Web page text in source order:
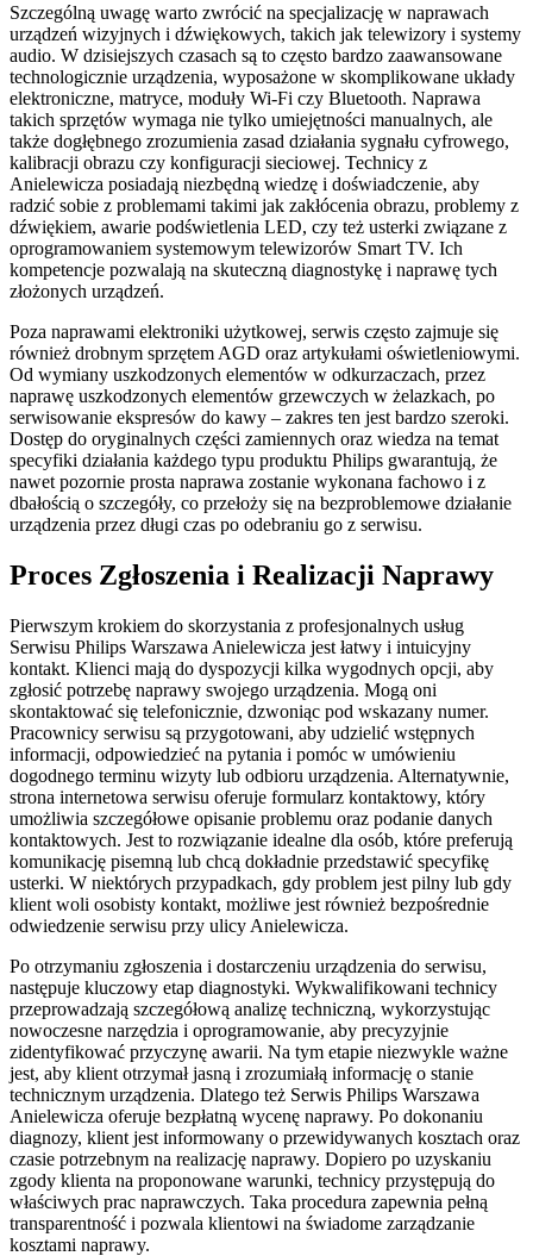
Szczególną uwagę warto zwrócić na specjalizację w naprawach
urządzeń wizyjnych i dźwiękowych, takich jak telewizory i systemy
audio. W dzisiejszych czasach są to często bardzo zaawansowane
technologicznie urządzenia, wyposażone w skomplikowane układy
elektroniczne, matryce, moduły Wi-Fi czy Bluetooth. Naprawa
takich sprzętów wymaga nie tylko umiejętności manualnych, ale
także dogłębnego zrozumienia zasad działania sygnału cyfrowego,
kalibracji obrazu czy konfiguracji sieciowej. Technicy z
Anielewicza posiadają niezbędną wiedzę i doświadczenie, aby
radzić sobie z problemami takimi jak zakłócenia obrazu, problemy z
dźwiękiem, awarie podświetlenia LED, czy też usterki związane z
oprogramowaniem systemowym telewizorów Smart TV. Ich
kompetencje pozwalają na skuteczną diagnostykę i naprawę tych
złożonych urządzeń.
Poza naprawami elektroniki użytkowej, serwis często zajmuje się
również drobnym sprzętem AGD oraz artykułami oświetleniowymi.
Od wymiany uszkodzonych elementów w odkurzaczach, przez
naprawę uszkodzonych elementów grzewczych w żelazkach, po
serwisowanie ekspresów do kawy – zakres ten jest bardzo szeroki.
Dostęp do oryginalnych części zamiennych oraz wiedza na temat
specyfiki działania każdego typu produktu Philips gwarantują, że
nawet pozornie prosta naprawa zostanie wykonana fachowo i z
dbałością o szczegóły, co przełoży się na bezproblemowe działanie
urządzenia przez długi czas po odebraniu go z serwisu.
Proces Zgłoszenia i Realizacji Naprawy
Pierwszym krokiem do skorzystania z profesjonalnych usług
Serwisu Philips Warszawa Anielewicza jest łatwy i intuicyjny
kontakt. Klienci mają do dyspozycji kilka wygodnych opcji, aby
zgłosić potrzebę naprawy swojego urządzenia. Mogą oni
skontaktować się telefonicznie, dzwoniąc pod wskazany numer.
Pracownicy serwisu są przygotowani, aby udzielić wstępnych
informacji, odpowiedzieć na pytania i pomóc w umówieniu
dogodnego terminu wizyty lub odbioru urządzenia. Alternatywnie,
strona internetowa serwisu oferuje formularz kontaktowy, który
umożliwia szczegółowe opisanie problemu oraz podanie danych
kontaktowych. Jest to rozwiązanie idealne dla osób, które preferują
komunikację pisemną lub chcą dokładnie przedstawić specyfikę
usterki. W niektórych przypadkach, gdy problem jest pilny lub gdy
klient woli osobisty kontakt, możliwe jest również bezpośrednie
odwiedzenie serwisu przy ulicy Anielewicza.
Po otrzymaniu zgłoszenia i dostarczeniu urządzenia do serwisu,
następuje kluczowy etap diagnostyki. Wykwalifikowani technicy
przeprowadzają szczegółową analizę techniczną, wykorzystując
nowoczesne narzędzia i oprogramowanie, aby precyzyjnie
zidentyfikować przyczynę awarii. Na tym etapie niezwykle ważne
jest, aby klient otrzymał jasną i zrozumiałą informację o stanie
technicznym urządzenia. Dlatego też Serwis Philips Warszawa
Anielewicza oferuje bezpłatną wycenę naprawy. Po dokonaniu
diagnozy, klient jest informowany o przewidywanych kosztach oraz
czasie potrzebnym na realizację naprawy. Dopiero po uzyskaniu
zgody klienta na proponowane warunki, technicy przystępują do
właściwych prac naprawczych. Taka procedura zapewnia pełną
transparentność i pozwala klientowi na świadome zarządzanie
kosztami naprawy.